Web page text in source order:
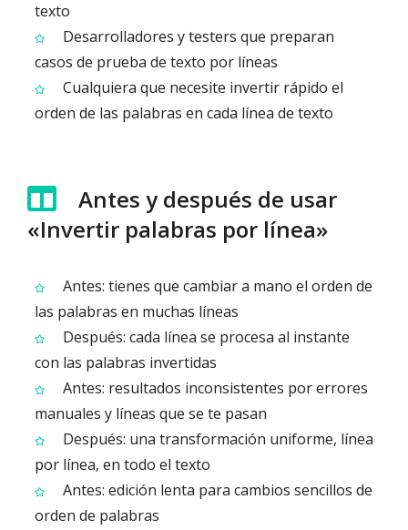
texto
Desarrolladores y testers que preparan
casos de prueba de texto por líneas
Cualquiera que necesite invertir rápido el
orden de las palabras en cada línea de texto
Antes y después de usar
«Invertir palabras por línea»
Antes: tienes que cambiar a mano el orden de
las palabras en muchas líneas
Después: cada línea se procesa al instante
con las palabras invertidas
Antes: resultados inconsistentes por errores
manuales y líneas que se te pasan
Después: una transformación uniforme, línea
por línea, en todo el texto
Antes: edición lenta para cambios sencillos de
orden de palabras